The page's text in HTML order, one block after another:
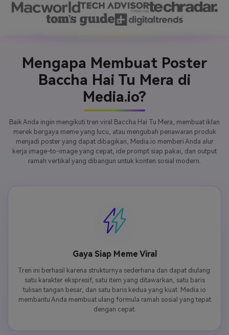
Mengapa Membuat Poster
Baccha Hai Tu Mera di
Media.io?
Baik Anda ingin mengikuti tren viral Baccha Hai Tu Mera, membuat iklan
merek bergaya meme yang lucu, atau mengubah penawaran produk
menjadi poster yang dapat dibagikan, Media.io memberi Anda alur
kerja image-to-image yang cepat, ide prompt siap pakai, dan output
ramah vertikal yang dibangun untuk konten sosial modern.
Gaya Siap Meme Viral
Tren ini berhasil karena strukturnya sederhana dan dapat diulang:
satu karakter ekspresif, satu item yang ditawarkan, satu baris
tulisan tangan besar, dan satu baris kedua yang kuat. Media.io
membantu Anda membuat ulang formula ramah sosial yang tepat
dengan cepat.